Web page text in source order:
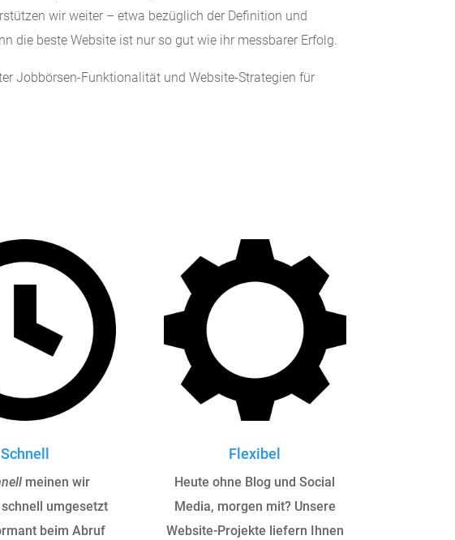
wir weiter – etwa bezüglich der Definition und
die beste Website ist nur so gut wie ihr messbarer Erfolg.
Jobbörsen-Funktionalität und Website-Strategien für
Schnell
meinen wir
umgesetzt
beim Abruf
Flexibel
Heute ohne Blog und Social
Media, morgen mit? Unsere
Website-Projekte liefern Ihnen